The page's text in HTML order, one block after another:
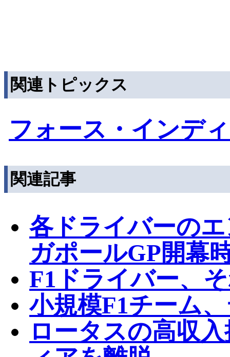
関連トピックス
フォース・インデ
関連記事
各ドライバーの
ガポールGP開幕
F1ドライバー、
小規模F1チーム
ロータスの高収